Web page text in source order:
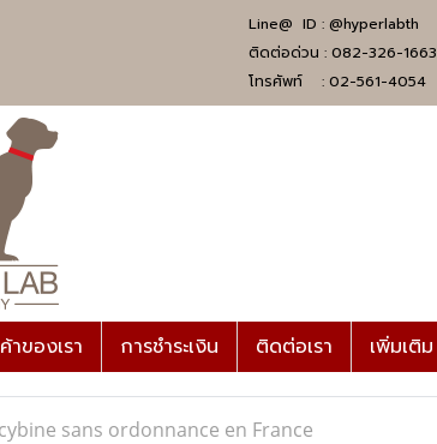
Line@ ID : @hyperlabth
ติดต่อด่วน : 082-326-1663
โทรศัพท์ : 02-561-4054
าของเรา การชำระเงิน ติดต่อเรา เพิ่มเติม
sans ordonnance en France